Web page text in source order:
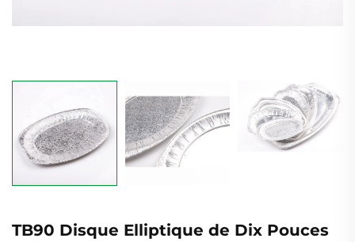
TB90 Disque Elliptique de Dix Pouces